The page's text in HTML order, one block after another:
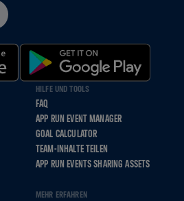
HILFE UND TOOLS
FAQ
APP RUN EVENT MANAGER
GOAL CALCULATOR
TEAM-INHALTE TEILEN
APP RUN EVENTS SHARING ASSETS
MEHR ERFAHREN